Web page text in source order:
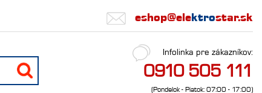
eshop@elektrostar.sk
Infolinka pre zákazníkov:
0910 505 111
(Pondelok - Piatok: 07:00 - 17:00)